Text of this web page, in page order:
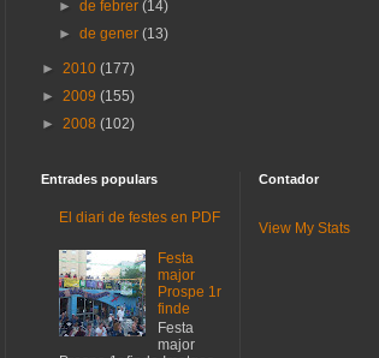
►de febrer(14)
►de gener(13)
► 2010 (177)
► 2009 (155)
► 2008 (102)
Entrades populars
El diari de festes en PDF
Festa
major
Prospe 1r
finde
Festa
major
Contador
View My Stats